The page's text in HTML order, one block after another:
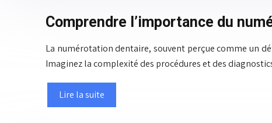
Comprendre l’importance du
La numérotation dentaire, souvent perçue comme un
Imaginez la complexité des procédures et des
Lire la suite